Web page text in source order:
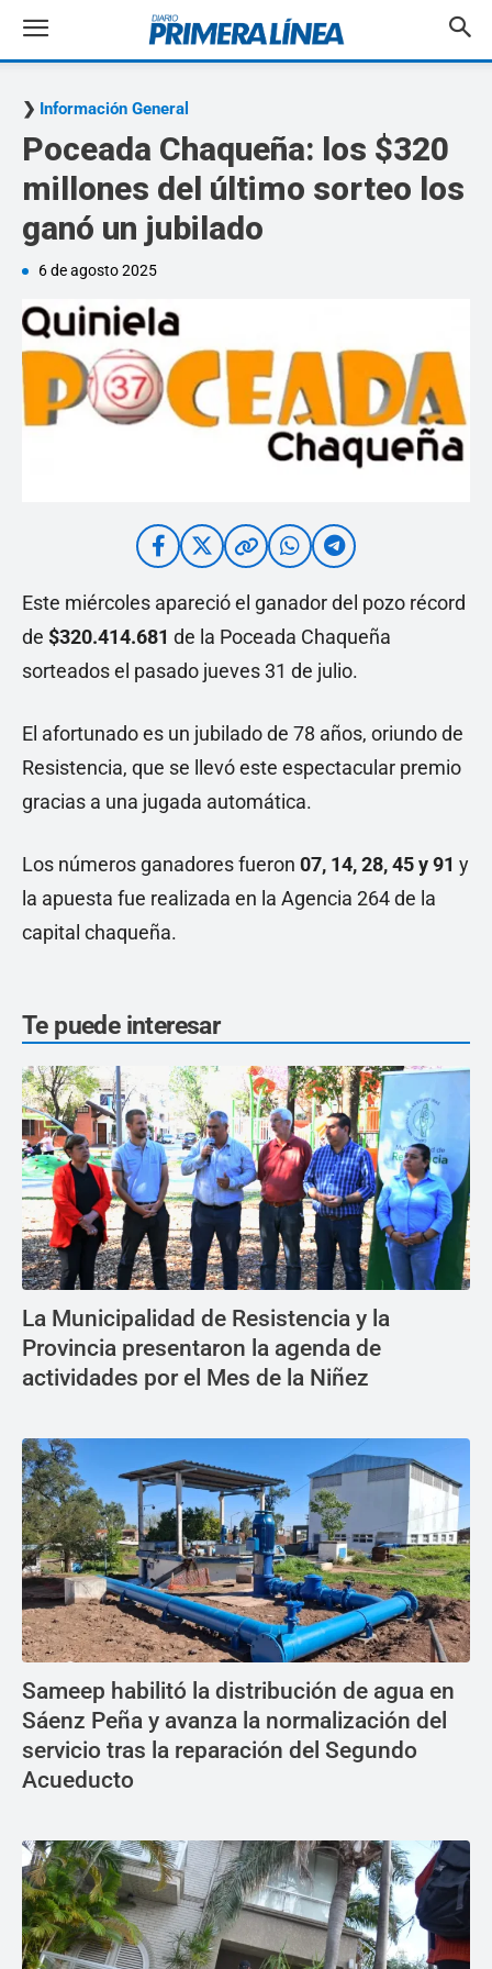
Información General
Poceada Chaqueña: los $320
millones del último sorteo los
ganó un jubilado
6 de agosto 2025
Este miércoles apareció el ganador del pozo récord
de $320.414.681 de la Poceada Chaqueña
sorteados el pasado jueves 31 de julio.
El afortunado es un jubilado de 78 años, oriundo de
Resistencia, que se llevó este espectacular premio
gracias a una jugada automática.
Los números ganadores fueron 07, 14, 28, 45 y 91 y
la apuesta fue realizada en la Agencia 264 de la
capital chaqueña.
Te puede interesar
La Municipalidad de Resistencia y la
Provincia presentaron la agenda de
actividades por el Mes de la Niñez
Sameep habilitó la distribución de agua en
Sáenz Peña y avanza la normalización del
servicio tras la reparación del Segundo
Acueducto